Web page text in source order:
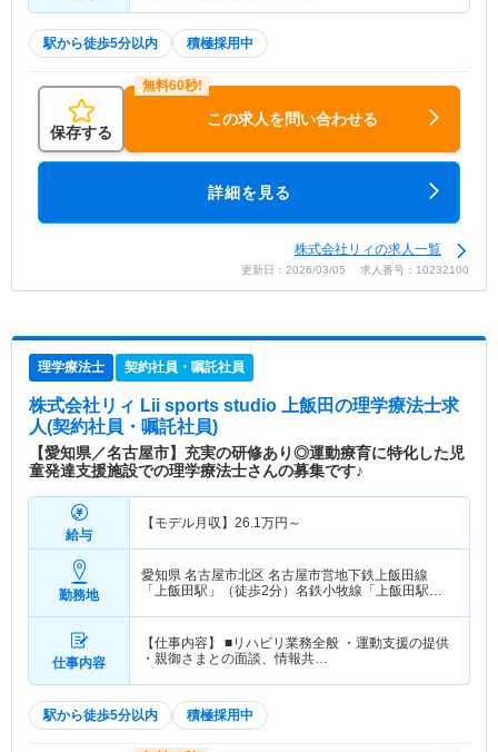
駅から徒歩5分以内 積極採用中
保存する
この求人を問い合わせる
詳細を見る
株式会社リィの求人一覧
更新日：2026/03/05 求人番号：10232100
理学療法士 契約社員・嘱託社員
株式会社リィ Lii sports studio 上飯田の理学療法士求
人(契約社員・嘱託社員)
【愛知県／名古屋市】充実の研修あり◎運動療育に特化した児
童発達支援施設での理学療法士さんの募集です♪
給与
【モデル月収】 26.1万円～
勤務地
愛知県 名古屋市北区 名古屋市営地下鉄上飯田線
「上飯田駅」（徒歩2分）名鉄小牧線「上飯田駅」
仕事内容
【仕事内容】 ■リハビリ業務全般 ・運動支援の提供
・親御さまとの面談、情報共…
駅から徒歩5分以内 積極採用中